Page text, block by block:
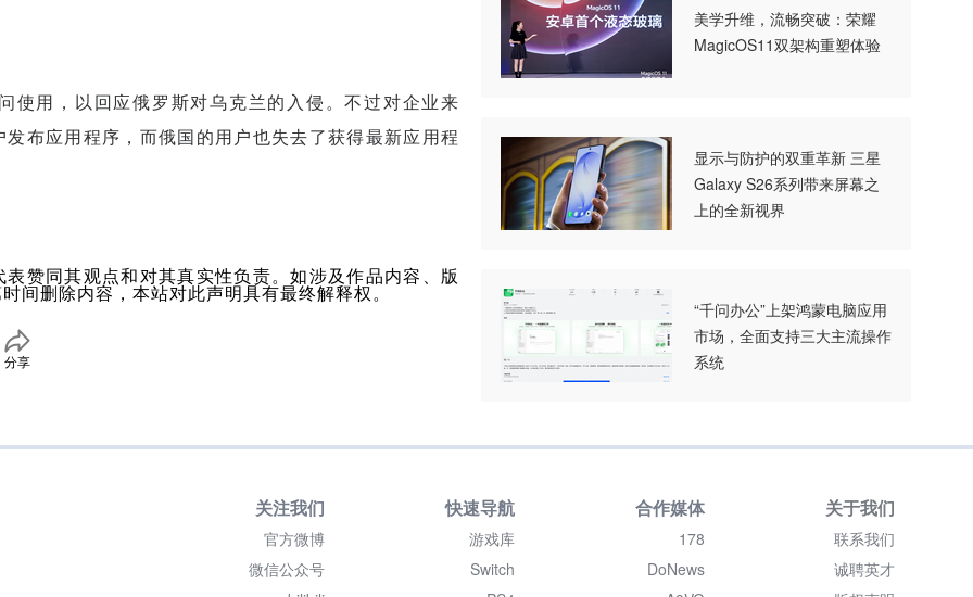
用，以回应俄罗斯对乌克兰的入侵。不过对企业来
布应用程序，而俄国的用户也失去了获得最新应用程
赞同其观点和对其真实性负责。如涉及作品内容、版
间删除内容，本站对此声明具有最终解释权。
分享
美学升维，流畅突破：荣耀
MagicOS11双架构重塑体验
显示与防护的双重革新 三星
Galaxy S26系列带来屏幕之
上的全新视界
“千问办公”上架鸿蒙电脑应用
市场，全面支持三大主流操作
系统
关注我们
官方微博
微信公众号
快速导航
游戏库
Switch
合作媒体
178
DoNews
关于我们
联系我们
诚聘英才